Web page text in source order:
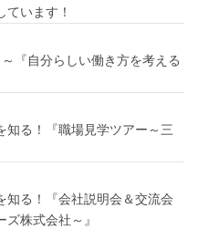
ています！
『自分らしい働き方を考える
知る！『職場見学ツアー～三
知る！『会社説明会＆交流会
株式会社～』